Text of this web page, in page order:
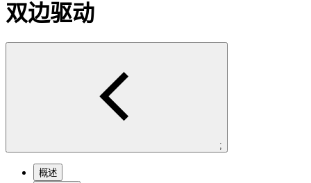
双边驱动
;
概述